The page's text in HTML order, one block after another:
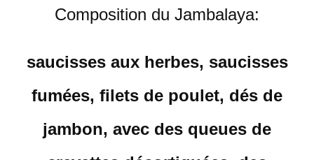
Composition du Jambalaya:
saucisses aux herbes, saucisses
fumées, filets de poulet, dés de
jambon, avec des queues de